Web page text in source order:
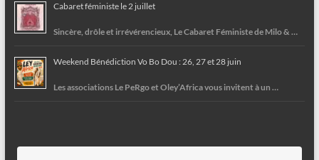
Cabaret féministe le 2 juillet
Sincère, drôle et irrévérencieux, Le Cabaret Féministe de Milo & …
Weekend Bénédiction Vo Bo Dou : 26, 27 et 28 juin
Les associations Le PeRgo et Oley’Africa vous invitent à un …